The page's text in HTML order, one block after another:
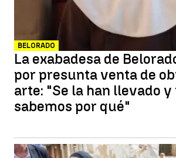
BELORADO
La exabadesa de
por presunta venta de
arte: "Se la han llevado y
sabemos por qué"